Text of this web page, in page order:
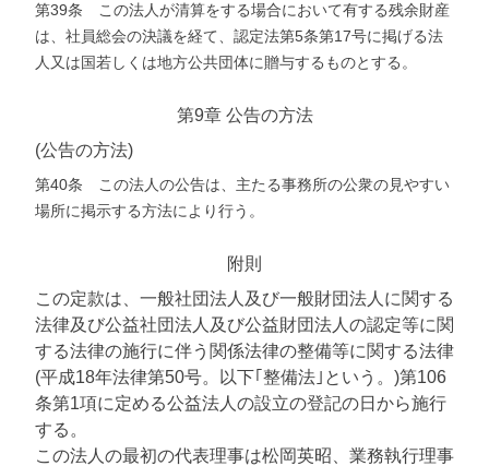
第39条 この法人が清算をする場合において有する残余財産
は、社員総会の決議を経て、認定法第5条第17号に掲げる法
人又は国若しくは地方公共団体に贈与するものとする。
第9章 公告の方法
(公告の方法)
第40条 この法人の公告は、主たる事務所の公衆の見やすい
場所に掲示する方法により行う。
附則
この定款は、一般社団法人及び一般財団法人に関する
法律及び公益社団法人及び公益財団法人の認定等に関
する法律の施行に伴う関係法律の整備等に関する法律
(平成18年法律第50号。以下｢整備法｣という。)第106
条第1項に定める公益法人の設立の登記の日から施行
する。
この法人の最初の代表理事は松岡英昭、業務執行理事